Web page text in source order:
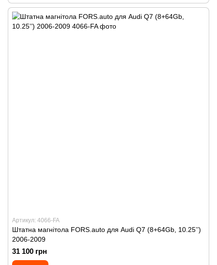
Артикул: 4066-FA
Штатна магнітола FORS.auto для Audi Q7 (8+64Gb, 10.25’’)
2006-2009
31 100 грн